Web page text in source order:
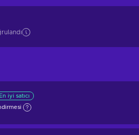
En iyi satıcı